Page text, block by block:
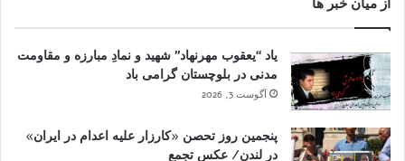
از میان خبر ها
یاد “یعقوب مهرنهاد” شهید و نمادِ مبارزه و مقاومت
مدنی در بلوچستان گرامی باد
آگوست 3, 2026
پنجمین روز تحصن «کارزار علیه اعدام در ایران»
در لندن/ عکس تجمع